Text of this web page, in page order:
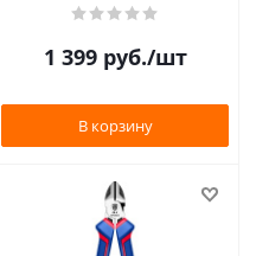
1 399руб./шт
В корзину